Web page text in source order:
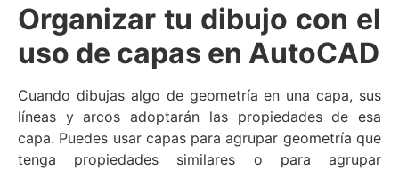
Organizar tu dibujo con el
uso de capas en AutoCAD
Cuando dibujas algo de geometría en una capa, sus
líneas y arcos adoptarán las propiedades de esa
capa. Puedes usar capas para agrupar geometría que
tenga propiedades similares o para agrupar